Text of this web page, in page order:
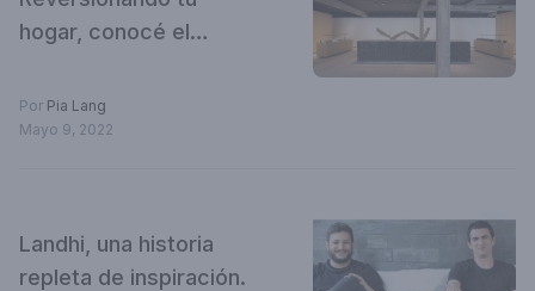
hogar, conocé el
1913
Por Pia Lang
Mayo 9, 2022
Landhi, una historia
repleta de inspiración.